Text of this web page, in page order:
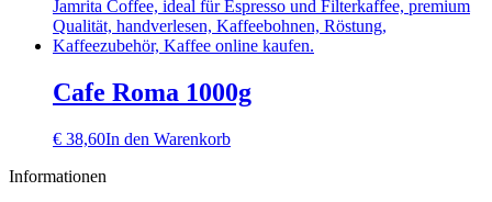
Cafe Roma 1000g
€ 38,60In den Warenkorb
Informationen